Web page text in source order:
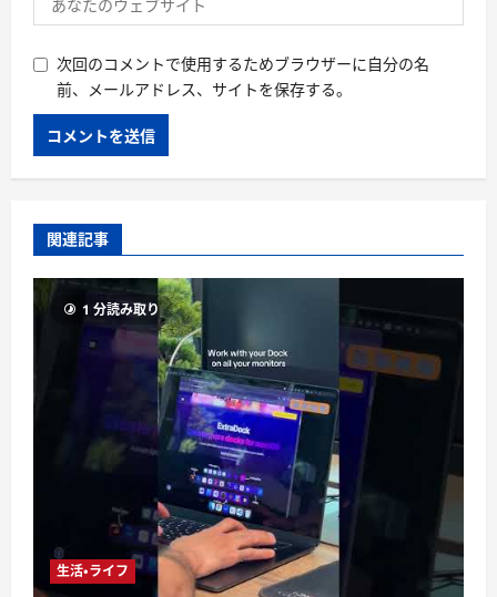
次回のコメントで使用するためブラウザーに自分の名
前、メールアドレス、サイトを保存する。
関連記事
1 分読み取り
生活・ライフ